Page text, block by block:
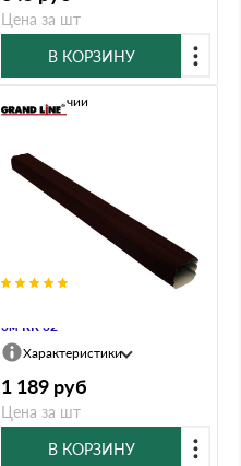
Цена за шт
В КОРЗИНУ
3м RR 32
В наличии
Характеристики
1 189 руб
Цена за шт
В КОРЗИНУ